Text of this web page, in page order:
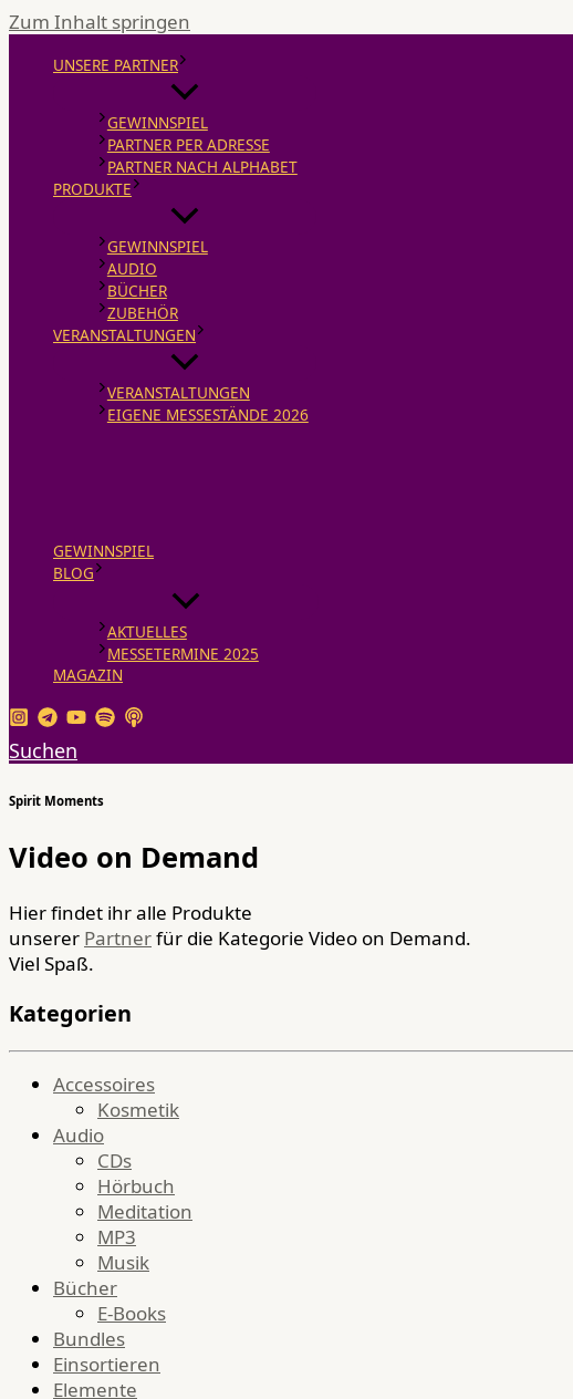
Zum Inhalt springen
UNSERE PARTNER
GEWINNSPIEL
PARTNER PER ADRESSE
PARTNER NACH ALPHABET
PRODUKTE
GEWINNSPIEL
AUDIO
BÜCHER
ZUBEHÖR
VERANSTALTUNGEN
VERANSTALTUNGEN
EIGENE MESSESTÄNDE 2026
GEWINNSPIEL
BLOG
AKTUELLES
MESSETERMINE 2025
MAGAZIN
Suchen
Spirit Moments
Video on Demand
Hier findet ihr alle Produkte
unserer Partnerfür die Kategorie Video on Demand.
Viel Spaß.
Kategorien
Accessoires
Kosmetik
Audio
CDs
Hörbuch
Meditation
MP3
Musik
Bücher
E-Books
Bundles
Einsortieren
Elemente